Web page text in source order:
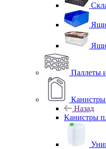
Паллеты
Назад
Канистры